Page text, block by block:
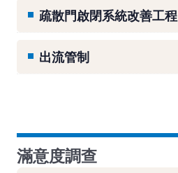
疏散門啟閉系統改善工程
出流管制
滿意度調查